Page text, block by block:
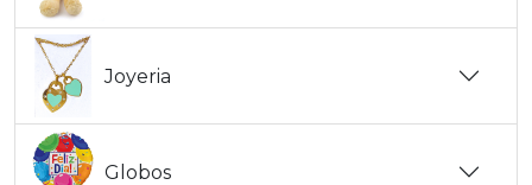
Joyeria
Globos